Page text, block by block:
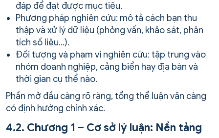
đáp để đạt được mục tiêu.
Phương pháp nghiên cứu: mô tả cách bạn thu
thập và xử lý dữ liệu (phỏng vấn, khảo sát, phân
tích số liệu…).
Đối tượng và phạm vi nghiên cứu: tập trung vào
nhóm doanh nghiệp, cảng biển hay địa bàn và
thời gian cụ thể nào.
Phần mở đầu càng rõ ràng, tổng thể luận văn càng
có định hướng chính xác.
4.2. Chương 1 – Cơ sở lý luận: Nền tảng